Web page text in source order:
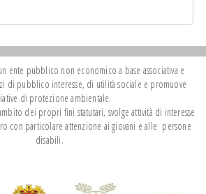
ente pubblico non economico a base associativa e
di pubblico interesse, di utilità sociale e promuove
di protezione ambientale.
dei propri fini statutari, svolge attività di interesse
con particolare attenzione ai giovani e alle persone
disabili.